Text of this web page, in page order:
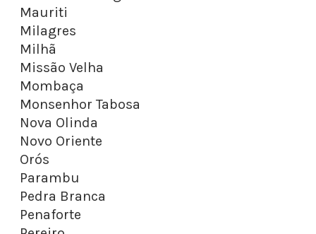
Mauriti
Milagres
Milhã
Missão Velha
Mombaça
Monsenhor Tabosa
Nova Olinda
Novo Oriente
Orós
Parambu
Pedra Branca
Penaforte